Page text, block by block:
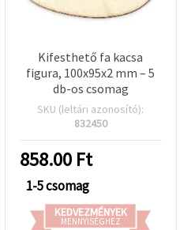
Kifesthető fa kacsa
figura, 100x95x2 mm – 5
db-os csomag
SKU (leltári azonosító):
832450
858.00 Ft
1-5 csomag
KEDVEZMÉNYEK
MENNYISÉGHEZ